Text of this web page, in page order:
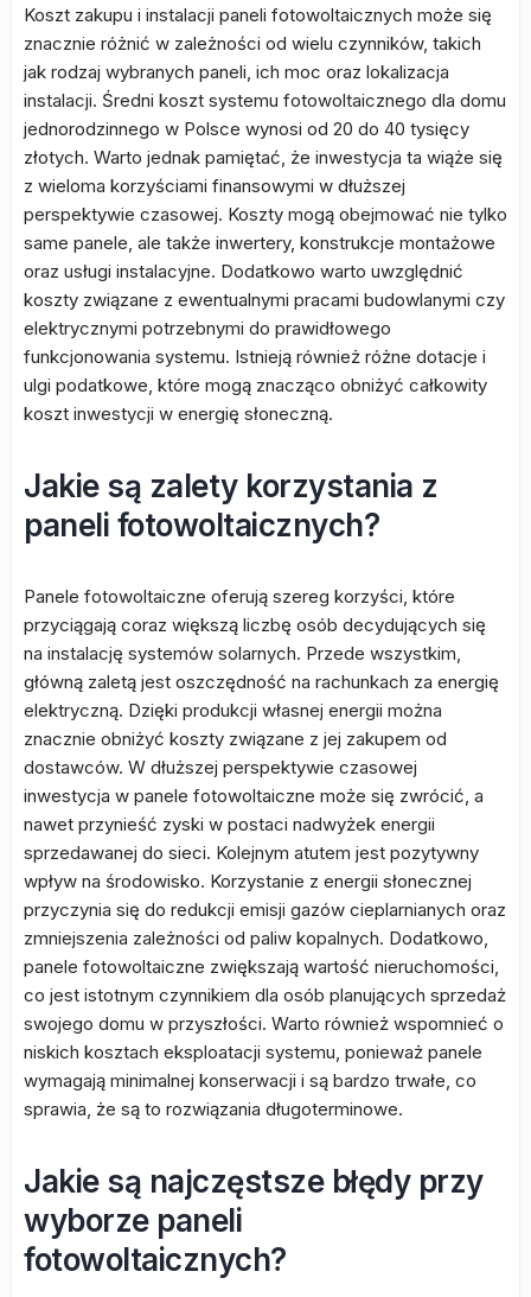
Koszt zakupu i instalacji paneli fotowoltaicznych może się
znacznie różnić w zależności od wielu czynników, takich
jak rodzaj wybranych paneli, ich moc oraz lokalizacja
instalacji. Średni koszt systemu fotowoltaicznego dla domu
jednorodzinnego w Polsce wynosi od 20 do 40 tysięcy
złotych. Warto jednak pamiętać, że inwestycja ta wiąże się
z wieloma korzyściami finansowymi w dłuższej
perspektywie czasowej. Koszty mogą obejmować nie tylko
same panele, ale także inwertery, konstrukcje montażowe
oraz usługi instalacyjne. Dodatkowo warto uwzględnić
koszty związane z ewentualnymi pracami budowlanymi czy
elektrycznymi potrzebnymi do prawidłowego
funkcjonowania systemu. Istnieją również różne dotacje i
ulgi podatkowe, które mogą znacząco obniżyć całkowity
koszt inwestycji w energię słoneczną.
Jakie są zalety korzystania z
paneli fotowoltaicznych?
Panele fotowoltaiczne oferują szereg korzyści, które
przyciągają coraz większą liczbę osób decydujących się
na instalację systemów solarnych. Przede wszystkim,
główną zaletą jest oszczędność na rachunkach za energię
elektryczną. Dzięki produkcji własnej energii można
znacznie obniżyć koszty związane z jej zakupem od
dostawców. W dłuższej perspektywie czasowej
inwestycja w panele fotowoltaiczne może się zwrócić, a
nawet przynieść zyski w postaci nadwyżek energii
sprzedawanej do sieci. Kolejnym atutem jest pozytywny
wpływ na środowisko. Korzystanie z energii słonecznej
przyczynia się do redukcji emisji gazów cieplarnianych oraz
zmniejszenia zależności od paliw kopalnych. Dodatkowo,
panele fotowoltaiczne zwiększają wartość nieruchomości,
co jest istotnym czynnikiem dla osób planujących sprzedaż
swojego domu w przyszłości. Warto również wspomnieć o
niskich kosztach eksploatacji systemu, ponieważ panele
wymagają minimalnej konserwacji i są bardzo trwałe, co
sprawia, że są to rozwiązania długoterminowe.
Jakie są najczęstsze błędy przy
wyborze paneli
fotowoltaicznych?